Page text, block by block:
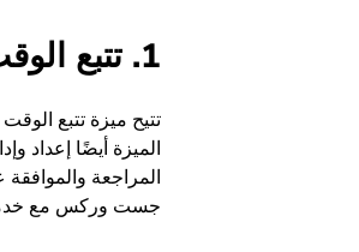
1. تتبع الوقت وبطاقات الحضور تلقائيًّا
تتيح ميزة تتبع
الميزة أيضًا إعداد
المراجعة
جست وركس مع